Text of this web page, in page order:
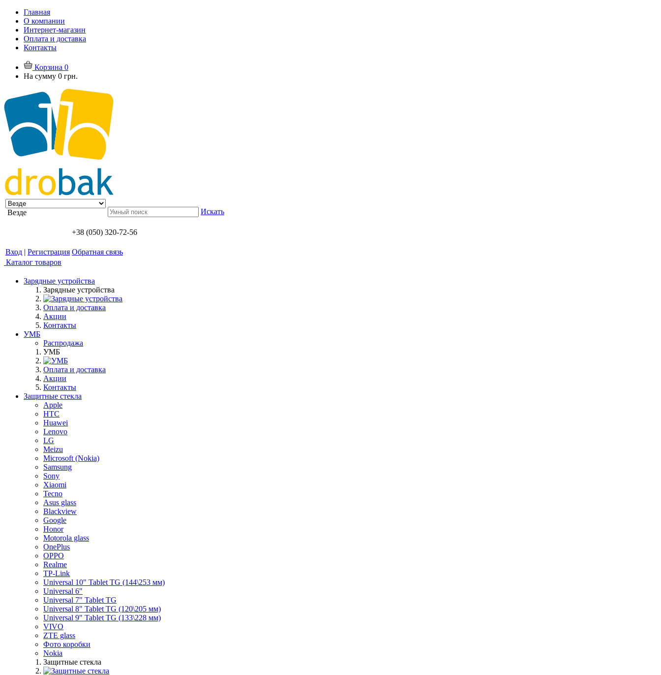
Главная
О компании
Интернет-магазин
Оплата и доставка
Контакты
Корзина 0
На сумму 0 грн.
Везде Искать
+38 (050) 320-72-56
Вход | Регистрация Обратная связь
Каталог товаров
Зарядные устройства
Зарядные устройства
Оплата и доставка
Акции
Контакты
УМБ
Распродажа
УМБ
Оплата и доставка
Акции
Контакты
Защитные стекла
Apple
HTC
Huawei
Lenovo
LG
Meizu
Microsoft (Nokia)
Samsung
Sony
Xiaomi
Tecno
Asus glass
Blackview
Google
Honor
Motorola glass
OnePlus
OPPO
Realme
TP-Link
Universal 10" Tablet TG (144\253 мм)
Universal 6"
Universal 7" Tablet TG
Universal 8" Tablet TG (120\205 мм)
Universal 9" Tablet TG (133\228 мм)
VIVO
ZTE glass
Фото коробки
Nokia
Защитные стекла